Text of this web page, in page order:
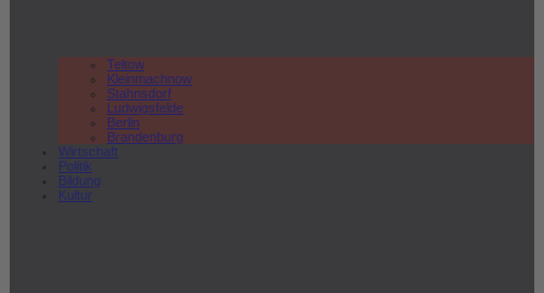
Teltow
Kleinmachnow
Stahnsdorf
Ludwigsfelde
Berlin
Brandenburg
Wirtschaft
Politik
Bildung
Kultur